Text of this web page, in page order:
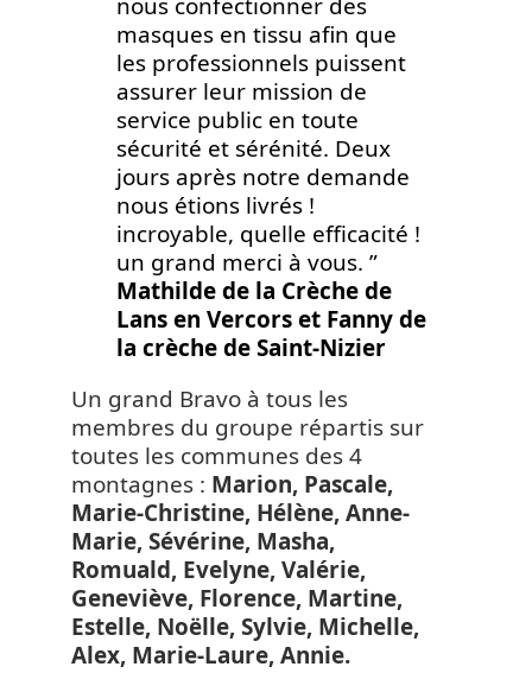
nous confectionner des
masques en tissu afin que
les professionnels puissent
assurer leur mission de
service public en toute
sécurité et sérénité. Deux
jours après notre demande
nous étions livrés !
incroyable, quelle efficacité !
un grand merci à vous. ”
Mathilde de la Crèche de
Lans en Vercors et Fanny de
la crèche de Saint-Nizier
Un grand Bravo à tous les
membres du groupe répartis sur
toutes les communes des 4
montagnes : Marion, Pascale,
Marie-Christine, Hélène, Anne-
Marie, Sévérine, Masha,
Romuald, Evelyne, Valérie,
Geneviève, Florence, Martine,
Estelle, Noëlle, Sylvie, Michelle,
Alex, Marie-Laure, Annie.